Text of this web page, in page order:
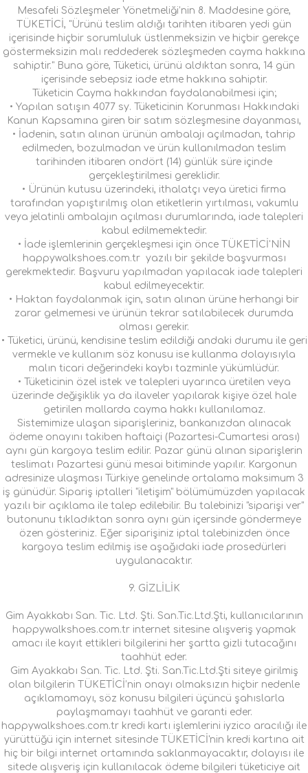
Mesafeli Sözleşmeler Yönetmeliği’nin 8. Maddesine göre,
TÜKETİCİ, "Ürünü teslim aldığı tarihten itibaren yedi gün
içerisinde hiçbir sorumluluk üstlenmeksizin ve hiçbir gerekçe
göstermeksizin malı reddederek sözleşmeden cayma hakkına
sahiptir." Buna göre, Tüketici, ürünü aldıktan sonra, 14 gün
içerisinde sebepsiz iade etme hakkına sahiptir.
Tüketicin Cayma hakkından faydalanabilmesi için;
• Yapılan satışın 4077 sy. Tüketicinin Korunması Hakkındaki
Kanun Kapsamına giren bir satım sözleşmesine dayanması,
• İadenin, satın alınan ürünün ambalajı açılmadan, tahrip
edilmeden, bozulmadan ve ürün kullanılmadan teslim
tarihinden itibaren ondört (14) günlük süre içinde
gerçekleştirilmesi gereklidir.
• Ürünün kutusu üzerindeki, ithalatçı veya üretici firma
tarafından yapıştırılmış olan etiketlerin yırtılması, vakumlu
veya jelatinli ambalajın açılması durumlarında, iade talepleri
kabul edilmemektedir.
• İade işlemlerinin gerçekleşmesi için önce TÜKETİCİ'NİN
happywalkshoes.com.tr yazılı bir şekilde başvurması
gerekmektedir. Başvuru yapılmadan yapılacak iade talepleri
kabul edilmeyecektir.
• Haktan faydalanmak için, satın alınan ürüne herhangi bir
zarar gelmemesi ve ürünün tekrar satılabilecek durumda
olması gerekir.
• Tüketici, ürünü, kendisine teslim edildiği andaki durumu ile geri
vermekle ve kullanım söz konusu ise kullanma dolayısıyla
malın ticari değerindeki kaybı tazminle yükümlüdür.
• Tüketicinin özel istek ve talepleri uyarınca üretilen veya
üzerinde değişiklik ya da ilaveler yapılarak kişiye özel hale
getirilen mallarda cayma hakkı kullanılamaz.
Sistemimize ulaşan siparişleriniz, bankanızdan alınacak
ödeme onayını takiben haftaiçi (Pazartesi-Cumartesi arası)
aynı gün kargoya teslim edilir. Pazar günü alınan siparişlerin
teslimatı Pazartesi günü mesai bitiminde yapılır. Kargonun
adresinize ulaşması Türkiye genelinde ortalama maksimum 3
iş günüdür. Sipariş iptalleri "iletişim" bölümümüzden yapılacak
yazılı bir açıklama ile talep edilebilir. Bu talebinizi "siparişi ver"
butonunu tıkladıktan sonra aynı gün içersinde göndermeye
özen gösteriniz. Eğer siparişiniz iptal talebinizden önce
kargoya teslim edilmiş ise aşağıdaki iade prosedürleri
uygulanacaktır.
9. GİZLİLİK
Gim Ayakkabı San. Tic. Ltd. Şti. San.Tic.Ltd.Şti, kullanıcılarının
happywalkshoes.com.tr internet sitesine alışveriş yapmak
amacı ile kayıt ettikleri bilgilerini her şartta gizli tutacağını
taahhüt eder.
Gim Ayakkabı San. Tic. Ltd. Şti. San.Tic.Ltd.Şti siteye girilmiş
olan bilgilerin TÜKETİCİ’nin onayı olmaksızın hiçbir nedenle
açıklamamayı, söz konusu bilgileri üçüncü şahıslarla
paylaşmamayı taahhüt ve garanti eder.
happywalkshoes.com.tr kredi kartı işlemlerini iyzico aracılığı ile
yürüttüğü için internet sitesinde TÜKETİCİ'nin kredi kartına ait
hiç bir bilgi internet ortamında saklanmayacaktır, dolayısı ile
sitede alışveriş için kullanılacak ödeme bilgileri tüketiciye ait